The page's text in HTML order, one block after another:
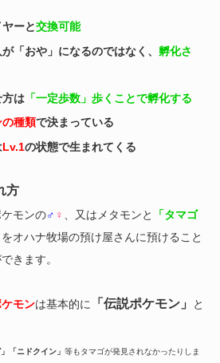
ーと交換可能
「おや」になるのではなく、 孵化さ
方は「一定歩数」歩くことで孵化する
種類で決まっている
Lv.1の状態で生まれてくる
方
モンの♂ ♀ 、又はメタモンと
「タマゴ
をオハナ牧場の預け屋さんに預けること
きます。
モンは基本的に 「伝説ポケモン」
と
「ニドクイン」 等もタマゴが発見されなかったりしま